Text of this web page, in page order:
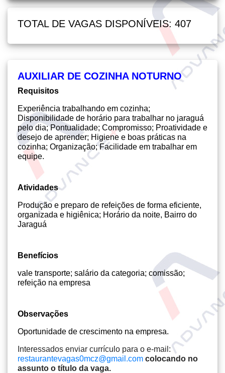
TOTAL DE VAGAS DISPONÍVEIS: 407
AUXILIAR DE COZINHA NOTURNO
Requisitos
Experiência trabalhando em cozinha;
Disponibilidade de horário para trabalhar no jaraguá
pelo dia; Pontualidade; Compromisso; Proatividade e
desejo de aprender; Higiene e boas práticas na
cozinha; Organização; Facilidade em trabalhar em
equipe.
Atividades
Produção e preparo de refeições de forma eficiente,
organizada e higiênica; Horário da noite, Bairro do
Jaraguá
Benefícios
vale transporte; salário da categoria; comissão;
refeição na empresa
Observações
Oportunidade de crescimento na empresa.
Interessados enviar currículo para o e-mail:
restaurantevagas0mcz@gmail.com colocando no
assunto o título da vaga.